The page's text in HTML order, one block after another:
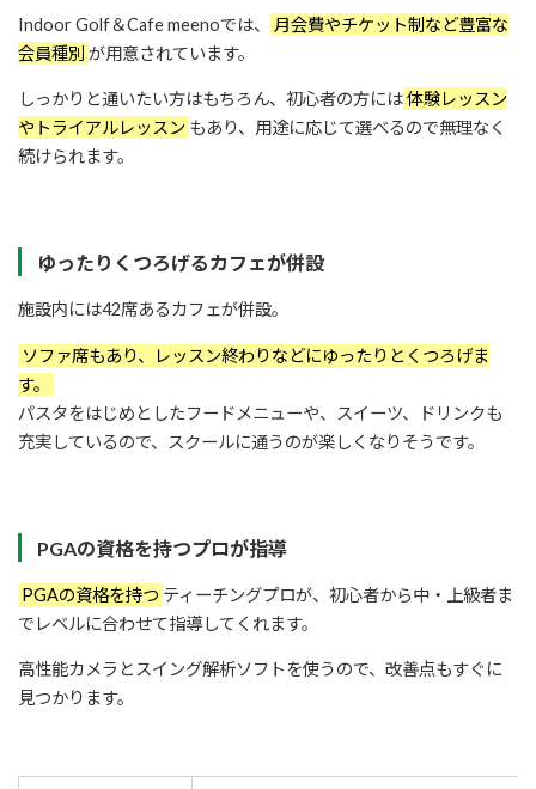
Indoor Golf＆Cafe meenoでは、
月会費やチケット制など豊富な
会員種別 が用意されています。
しっかりと通いたい方はもちろん、初心者の方には体験レッスン
やトライアルレッスン もあり、用途に応じて選べるので無理なく
続けられます。
ゆったりくつろげるカフェが併設
施設内には42席あるカフェが併設。
ソファ席もあり、レッスン終わりなどにゆったりとくつろげま
す。
パスタをはじめとしたフードメニューや、スイーツ、ドリンクも
充実しているので、スクールに通うのが楽しくなりそうです。
PGAの資格を持つプロが指導
PGAの資格を持つ ティーチングプロが、初心者から中・上級者ま
でレベルに合わせて指導してくれます。
高性能カメラとスイング解析ソフトを使うので、改善点もすぐに
見つかります。